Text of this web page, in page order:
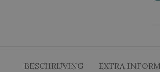
BESCHRIJVING EXTRA